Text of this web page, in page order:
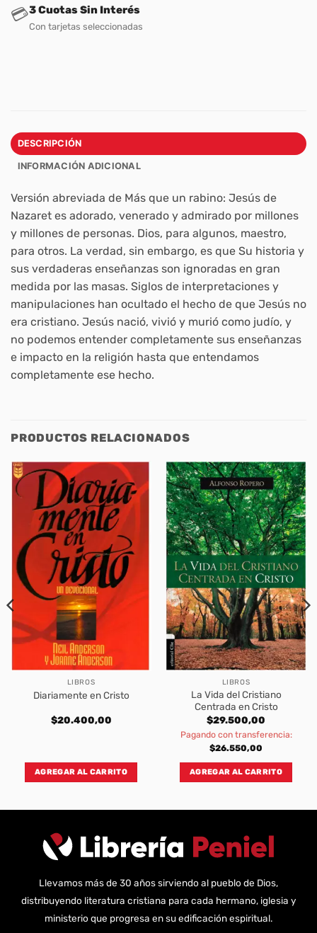
💳3 Cuotas Sin Interés
Con tarjetas seleccionadas
DESCRIPCIÓN
INFORMACIÓN ADICIONAL
Versión abreviada de Más que un rabino: Jesús de
Nazaret es adorado, venerado y admirado por millones
y millones de personas. Dios, para algunos, maestro,
para otros. La verdad, sin embargo, es que Su historia y
sus verdaderas enseñanzas son ignoradas en gran
medida por las masas. Siglos de interpretaciones y
manipulaciones han ocultado el hecho de que Jesús no
era cristiano. Jesús nació, vivió y murió como judío, y
no podemos entender completamente sus enseñanzas
e impacto en la religión hasta que entendamos
completamente ese hecho.
PRODUCTOS RELACIONADOS
LIBROS
Diariamente en Cristo
$20.400,00
AGREGAR AL CARRITO
LIBROS
La Vida del Cristiano
Centrada en Cristo
$29.500,00
Pagando con transferencia:
$26.550,00
AGREGAR AL CARRITO
Llevamos más de 30 años sirviendo al pueblo de Dios,
distribuyendo literatura cristiana para cada hermano, iglesia y
ministerio que progresa en su edificación espiritual.